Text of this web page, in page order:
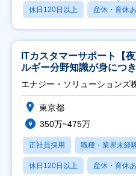
休日120日以上 産休・育休
ITカスタマーサポート【
ルギー分野知識が身につき
エナジー・ソリューションズ
東京都
350万~475万
正社員採用 職種・業界未経
休日120日以上 産休・育休